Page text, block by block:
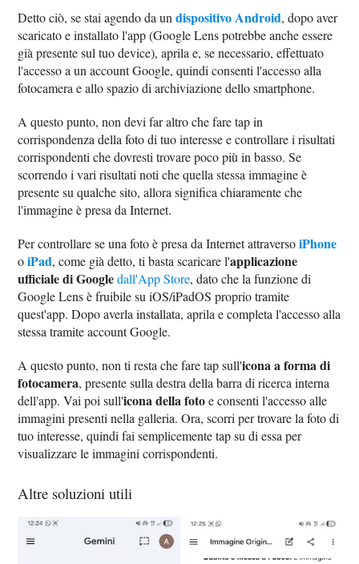
Detto ciò, se stai agendo da undispositivo Android, dopo aver
scaricato e installato l'app (Google Lens potrebbe anche essere
già presente sul tuo device), aprila e, se necessario, effettuato
l'accesso a un account Google, quindi consenti l'accesso alla
fotocamera e allo spazio di archiviazione dello smartphone.
A questo punto, non devi far altro che fare tap in
corrispondenza della foto di tuo interesse e controllare i risultati
corrispondenti che dovresti trovare poco più in basso. Se
scorrendo i vari risultati noti che quella stessa immagine è
presente su qualche sito, allora significa chiaramente che
l'immagine è presa da Internet.
Per controllare se una foto è presa da Internet attraversoiPhone
oiPad, come già detto, ti basta scaricare l'applicazione
ufficiale di Google dall'App Store, dato che la funzione di
Google Lens è fruibile su iOS/iPadOS proprio tramite
quest'app. Dopo averla installata, aprila e completa l'accesso alla
stessa tramite account Google.
A questo punto, non ti resta che fare tap sull'icona a forma di
fotocamera, presente sulla destra della barra di ricerca interna
dell'app. Vai poi sull'icona della fotoe consenti l'accesso alle
immagini presenti nella galleria. Ora, scorri per trovare la foto di
tuo interesse, quindi fai semplicemente tap su di essa per
visualizzare le immagini corrispondenti.
Altre soluzioni utili